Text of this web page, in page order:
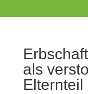
als
Elternteil